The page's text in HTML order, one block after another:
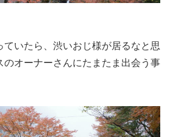
ていたら、渋いおじ様が居るなと思
のオーナーさんにたまたま出会う事